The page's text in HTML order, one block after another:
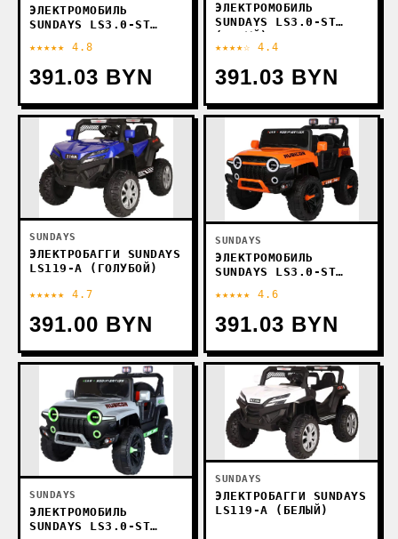
ЭЛЕКТРОМОБИЛЬ
SUNDAYS LS3.0-ST
★★★★★ 4.8
391.03 BYN
ЭЛЕКТРОМОБИЛЬ
SUNDAYS LS3.0-ST
(БЕЛЫЙ)
★★★★☆ 4.4
391.03 BYN
SUNDAYS
ЭЛЕКТРОБАГГИ SUNDAYS
LS119-A (ГОЛУБОЙ)
★★★★★ 4.7
391.00 BYN
SUNDAYS
ЭЛЕКТРОМОБИЛЬ
SUNDAYS LS3.0-ST
★★★★★ 4.6
391.03 BYN
SUNDAYS
ЭЛЕКТРОМОБИЛЬ
SUNDAYS LS3.0-ST
SUNDAYS
ЭЛЕКТРОБАГГИ SUNDAYS
LS119-A (БЕЛЫЙ)